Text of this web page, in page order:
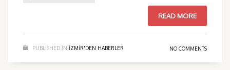
READ MORE
PUBLISHED IN IZMIR'DEN HABERLER NO COMMENTS